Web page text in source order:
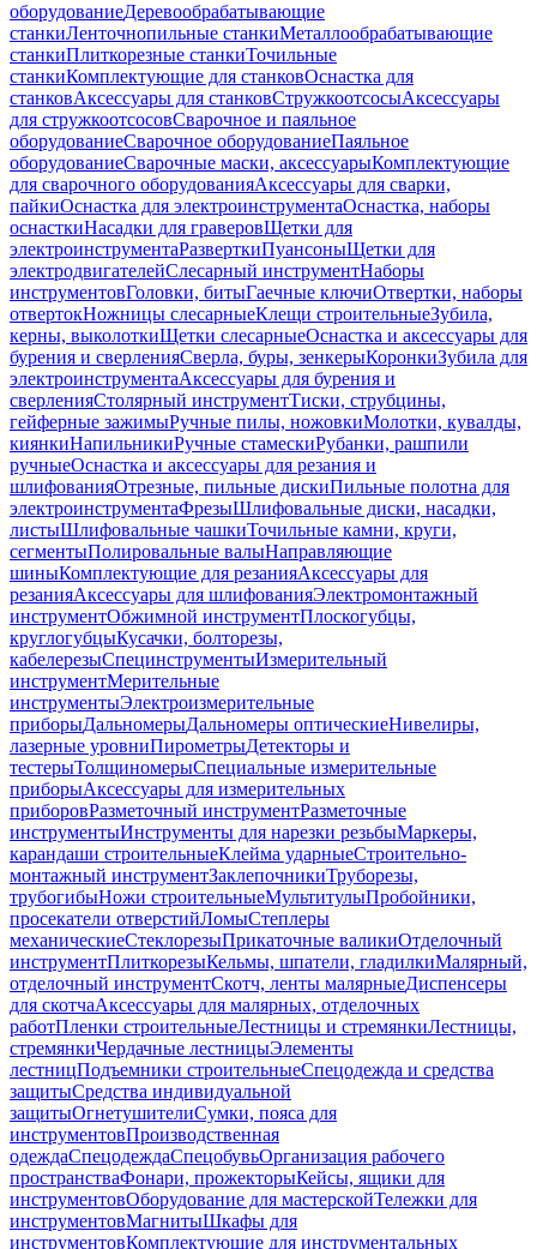
оборудованиеДеревообрабатывающие
станкиЛенточнопильные станкиМеталлообрабатывающие
станкиПлиткорезные станкиТочильные
станкиКомплектующие для станковОснастка для
станковАксессуары для станковСтружкоотсосыАксессуары
для стружкоотсосовСварочное и паяльное
оборудованиеСварочное оборудованиеПаяльное
оборудованиеСварочные маски, аксессуарыКомплектующие
для сварочного оборудованияАксессуары для сварки,
пайкиОснастка для электроинструментаОснастка, наборы
оснасткиНасадки для граверовЩетки для
электроинструментаРазверткиПуансоныЩетки для
электродвигателейСлесарный инструментНаборы
инструментовГоловки, битыГаечные ключиОтвертки, наборы
отвертокНожницы слесарныеКлещи строительныеЗубила,
керны, выколоткиЩетки слесарныеОснастка и аксессуары для
бурения и сверленияСверла, буры, зенкерыКоронкиЗубила для
электроинструментаАксессуары для бурения и
сверленияСтолярный инструментТиски, струбцины,
гейферные зажимыРучные пилы, ножовкиМолотки, кувалды,
киянкиНапильникиРучные стамескиРубанки, рашпили
ручныеОснастка и аксессуары для резания и
шлифованияОтрезные, пильные дискиПильные полотна для
электроинструментаФрезыШлифовальные диски, насадки,
листыШлифовальные чашкиТочильные камни, круги,
сегментыПолировальные валыНаправляющие
шиныКомплектующие для резанияАксессуары для
резанияАксессуары для шлифованияЭлектромонтажный
инструментОбжимной инструментПлоскогубцы,
круглогубцыКусачки, болторезы,
кабелерезыСпецинструментыИзмерительный
инструментМерительные
инструментыЭлектроизмерительные
приборыДальномерыДальномеры оптическиеНивелиры,
лазерные уровниПирометрыДетекторы и
тестерыТолщиномерыСпециальные измерительные
приборыАксессуары для измерительных
приборовРазметочный инструментРазметочные
инструментыИнструменты для нарезки резьбыМаркеры,
карандаши строительныеКлейма ударныеСтроительно-
монтажный инструментЗаклепочникиТруборезы,
трубогибыНожи строительныеМультитулыПробойники,
просекатели отверстийЛомыСтеплеры
механическиеСтеклорезыПрикаточные валикиОтделочный
инструментПлиткорезыКельмы, шпатели, гладилкиМалярный,
отделочный инструментСкотч, ленты малярныеДиспенсеры
для скотчаАксессуары для малярных, отделочных
работПленки строительныеЛестницы и стремянкиЛестницы,
стремянкиЧердачные лестницыЭлементы
лестницПодъемники строительныеСпецодежда и средства
защитыСредства индивидуальной
защитыОгнетушителиСумки, пояса для
инструментовПроизводственная
одеждаСпецодеждаСпецобувьОрганизация рабочего
пространстваФонари, прожекторыКейсы, ящики для
инструментовОборудование для мастерскойТележки для
инструментовМагнитыШкафы для
инструментовКомплектующие для инструментальных